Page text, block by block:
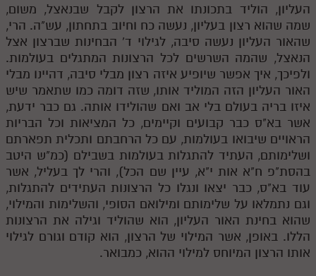
העליון, הוליד בתכונתו את הרצון לקבל שבנאצל, משום,
שמה שהוא רצון בעליון, נעשה כח וחיוב בתחתון, עש"ה. הרי,
שהאור העליון נעשה סיבה, לגילוי ד' הבחינות שברצון אצל
הנאצל, שהמה השרשים לכל הרצונות המתגלים בעולמות.
ולפיכך, איך אפשר שיופיע איזה רצון מבלי סיבה, דהיינו מבלי
האור העליון הזה המוליד אותו, שזה דומה כמו שתאמר שיש
איזו בריה בעולם בלי אב ואם שהולידו אותה. גם כבר ידעת,
אשר בא"ס כבר קבועים וקיימים, כל המציאות וכל הבריות
הראויים שיבואו בעולמות, עם כל הרחבתם ותכלית תפארתם
ושלימותם, העתיד להתגלות בעולמות בשבילם (כמ"ש היטב
בהסת"פ ח"א אות י"א, עיין שם הכל), והרי לך בעליל, אשר
עוד בא"ס, כבר יצאו ונגלו כל הרצונות העתידים להתגלות,
וגם נתמלאו על שלימותם ומילואם הסופי, והשלימות והמילוי,
שהוא בחינת האור העליון, הוא שהוליד וגילה את הרצונות
הללו. באופן, אשר המילוי של הרצון, הוא קודם וגורם לגילוי
אותו הרצון המיוחס למילוי ההוא, כמבואר.